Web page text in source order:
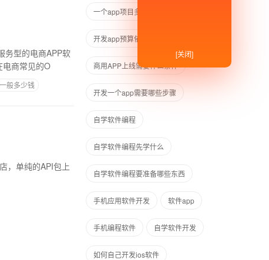
务型的电商APP软
电商常见的O
般多少钱
一个app项目多少钱
开发app预算依据
商用APP上线需要什么条件
开发一个app需要哪些步骤
自学软件编程
自学软件编程先学什么
自学软件编程要准备哪些东西
手机应用软件开发 软件app
手机编程软件 自学软件开发
如何自己开发ios软件
[关闭]